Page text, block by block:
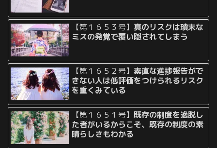
【第１６５３号】 真のリスクは瑣末な
ミスの発覚で覆い隠されてしまう
【第１６５２号】素直な進捗報告がで
きない人は低評価をつけられるリスク
を重くみている
【第１６５１号】既存の制度を逸脱し
た者がいるからこそ、既存の制度の素
晴らしさもわかる